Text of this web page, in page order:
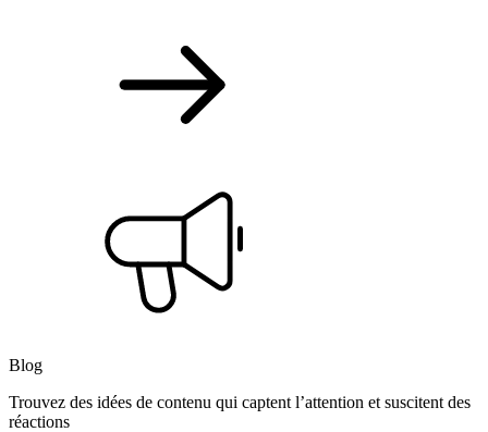
Blog
Trouvez des idées de contenu qui captent l’attention et suscitent des
réactions